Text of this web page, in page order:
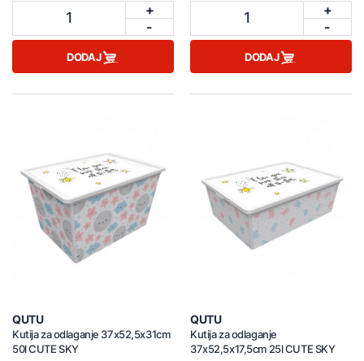
1
+
-
DODAJ
1
+
-
DODAJ
QUTU
Kutija za odlaganje 37x52,5x31cm
50l CUTE SKY
QUTU
Kutija za odlaganje
37x52,5x17,5cm 25l CUTE SKY